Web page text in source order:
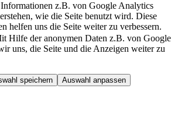
z.B. von Google Analytics
wie die Seite benutzt wird. Diese
helfen uns die Seite weiter zu verbessern.
Hilfe der anonymen Daten z.B. von Google
uns, die Seite und die Anzeigen weiter zu
speichern Auswahl anpassen